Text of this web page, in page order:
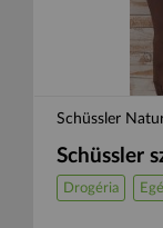
Schüssler
Schüssler
Drogéria